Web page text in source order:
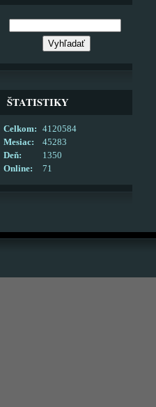
ŠTATISTIKY
Online: 71
Celkom:
4120584
Mesiac:
45283
Deň:
1350